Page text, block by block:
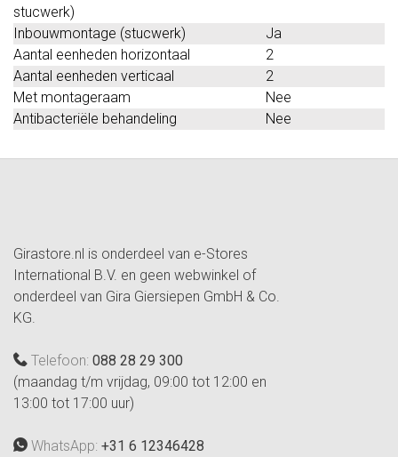
stucwerk)
Inbouwmontage (stucwerk)
Ja
Aantal eenheden horizontaal
2
Aantal eenheden verticaal
2
Met montageraam
Nee
Antibacteriële behandeling
Nee
Girastore.nl is onderdeel van e-Stores
International B.V. en geen webwinkel of
onderdeel van Gira Giersiepen GmbH & Co.
KG.
Telefoon: 088 28 29 300
(maandag t/m vrijdag, 09:00 tot 12:00 en
13:00 tot 17:00 uur)
WhatsApp: +31 6 12346428